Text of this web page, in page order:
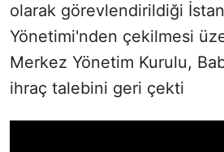
olarak görevlendirildiği
Yönetimi'nden çekilmesi
Merkez Yönetim Kurulu,
ihraç talebini geri çekti